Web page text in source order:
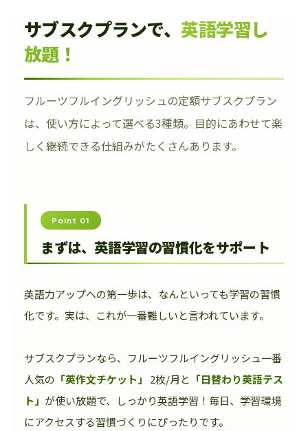
サブスクプランで、 英語学習し
放題！
フルーツフルイングリッシュの定額サブスクプラン
は、使い方によって選べる3種類。目的にあわせて楽
しく継続できる仕組みがたくさんあります。
Point 01
まずは、英語学習の習慣化をサポート
英語力アップへの第一歩は、なんといっても学習の習慣
化です。実は、これが一番難しいと言われています。
サブスクプランなら、フルーツフルイングリッシュ一番
人気の 「英作文チケット」 2枚/月と 「日替わり英語テス
ト」 が使い放題で、しっかり英語学習！毎日、学習環境
にアクセスする習慣づくりにぴったりです。